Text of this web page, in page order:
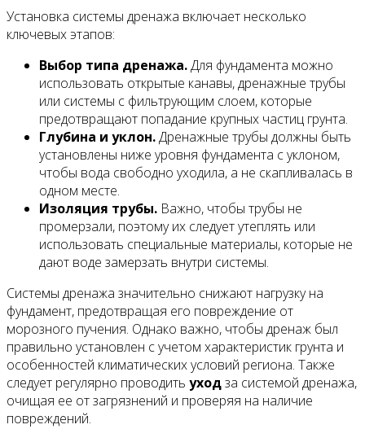
Установка системы дренажа включает несколько
ключевых этапов:
Выбор типа дренажа.Для фундамента можно
использовать открытые канавы, дренажные трубы
или системы с фильтрующим слоем, которые
предотвращают попадание крупных частиц грунта.
Глубина и уклон.Дренажные трубы должны быть
установлены ниже уровня фундамента с уклоном,
чтобы вода свободно уходила, а не скапливалась в
одном месте.
Изоляция трубы. Важно, чтобы трубы не
промерзали, поэтому их следует утеплять или
использовать специальные материалы, которые не
дают воде замерзать внутри системы.
Системы дренажа значительно снижают нагрузку на
фундамент, предотвращая его повреждение от
морозного пучения. Однако важно, чтобы дренаж был
правильно установлен с учетом характеристик грунта и
особенностей климатических условий региона. Также
следует регулярно проводить уходза системой дренажа,
очищая ее от загрязнений и проверяя на наличие
повреждений.